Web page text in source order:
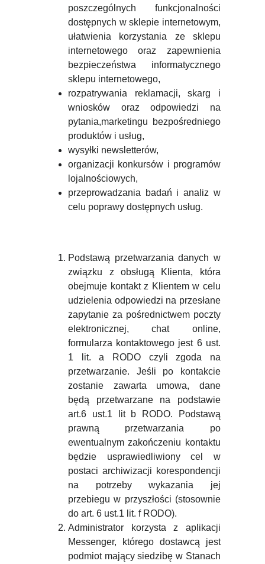
poszczególnych funkcjonalności
dostępnych w sklepie internetowym,
ułatwienia korzystania ze sklepu
internetowego oraz zapewnienia
bezpieczeństwa informatycznego
sklepu internetowego,
rozpatrywania reklamacji, skarg i
wniosków oraz odpowiedzi na
pytania,marketingu bezpośredniego
produktów i usług,
wysyłki newsletterów,
organizacji konkursów i programów
lojalnościowych,
przeprowadzania badań i analiz w
celu poprawy dostępnych usług.
Podstawą przetwarzania danych w
związku z obsługą Klienta, która
obejmuje kontakt z Klientem w celu
udzielenia odpowiedzi na przesłane
zapytanie za pośrednictwem poczty
elektronicznej, chat online,
formularza kontaktowego jest 6 ust.
1 lit. a RODO czyli zgoda na
przetwarzanie. Jeśli po kontakcie
zostanie zawarta umowa, dane
będą przetwarzane na podstawie
art.6 ust.1 lit b RODO. Podstawą
prawną przetwarzania po
ewentualnym zakończeniu kontaktu
będzie usprawiedliwiony cel w
postaci archiwizacji korespondencji
na potrzeby wykazania jej
przebiegu w przyszłości (stosownie
do art. 6 ust.1 lit. f RODO).
Administrator korzysta z aplikacji
Messenger, którego dostawcą jest
podmiot mający siedzibę w Stanach